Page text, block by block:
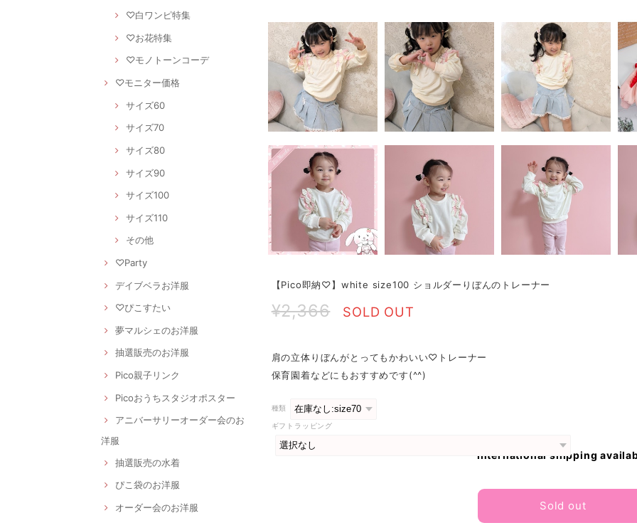
♡白ワンピ特集
♡お花特集
♡モノトーンコーデ
♡モニター価格
サイズ60
サイズ70
サイズ80
サイズ90
サイズ100
サイズ110
その他
♡Party
デイブベラお洋服
♡ぴこすたい
夢マルシェのお洋服
抽選販売のお洋服
Pico親子リンク
Picoおうちスタジオポスター
アニバーサリーオーダー会のお
洋服
抽選販売の水着
ぴこ袋のお洋服
オーダー会のお洋服
【Pico即納♡】white size100 ショルダーりぼんのトレーナー
¥2,366 SOLD OUT
肩の立体りぼんがとってもかわいい♡トレーナー
保育園着などにもおすすめです(^^)
種類
ギフトラッピング
International shipping
Sold out